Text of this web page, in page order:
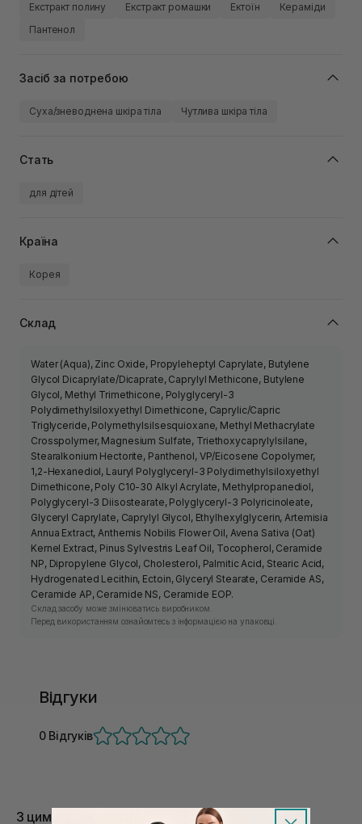
Екстракт полину Екстракт ромашки Ектоїн
Кераміди
Пантенол
Засіб за потребою
Суха/зневоднена шкіра тіла Чутлива шкіра тіла
Стать
для дітей
Країна
Корея
Склад
Water (Aqua), Zinc Oxide, Propyleheptyl Caprylate, Butylene
Glycol Dicaprylate/Dicaprate, Caprylyl Methicone, Butylene
Glycol, Methyl Trimethicone, Polyglyceryl-3
Polydimethylsiloxyethyl Dimethicone, Caprylic/Capric
Triglyceride, Polymethylsilsesquioxane, Methyl Methacrylate
Crosspolymer, Magnesium Sulfate, Triethoxycaprylylsilane,
Stearalkonium Hectorite, Panthenol, VP/Eicosene Copolymer,
1,2-Hexanediol, Lauryl Polyglyceryl-3 Polydimethylsiloxyethyl
Dimethicone, Poly C10-30 Alkyl Acrylate, Methylpropanediol,
Polyglyceryl-3 Diisostearate, Polyglyceryl-3 Polyricinoleate,
Glyceryl Caprylate, Caprylyl Glycol, Ethylhexylglycerin, Artemisia
Annua Extract, Anthemis Nobilis Flower Oil, Avena Sativa (Oat)
Kernel Extract, Pinus Sylvestris Leaf Oil, Tocopherol, Ceramide
NP, Dipropylene Glycol, Cholesterol, Palmitic Acid, Stearic Acid,
Hydrogenated Lecithin, Ectoin, Glyceryl Stearate, Ceramide AS,
Ceramide AP, Ceramide NS, Ceramide EOP.
Склад засобу може змінюватись виробником.
Перед використанням ознайомтесь з інформацією на упаковці.
Відгуки
0 Відгуків
З цим товаром купують